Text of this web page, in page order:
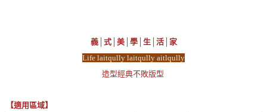
義│式│美│學│生│活│家
Life laitqully laitqully aitlqully
造型經典不敗版型
【適用區域】